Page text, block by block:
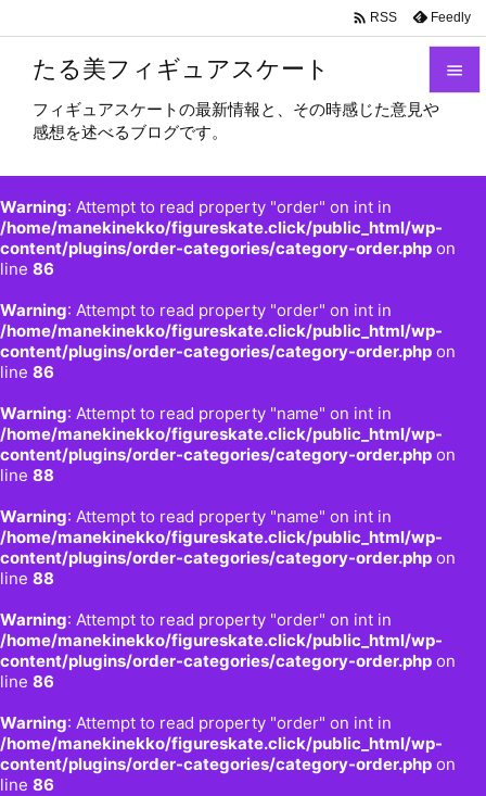
たる美フィギュアスケート
フィギュアスケートの最新情報と、その時感じた意見や
感想を述べるブログです。
Warning: Attempt to read property "order" on int in
/home/manekinekko/figureskate.click/public_html/wp-
content/plugins/order-categories/category-order.php on
line 86
Warning: Attempt to read property "order" on int in
/home/manekinekko/figureskate.click/public_html/wp-
content/plugins/order-categories/category-order.php on
line 86
Warning: Attempt to read property "name" on int in
/home/manekinekko/figureskate.click/public_html/wp-
content/plugins/order-categories/category-order.php on
line 88
Warning: Attempt to read property "name" on int in
/home/manekinekko/figureskate.click/public_html/wp-
content/plugins/order-categories/category-order.php on
line 88
Warning: Attempt to read property "order" on int in
/home/manekinekko/figureskate.click/public_html/wp-
content/plugins/order-categories/category-order.php on
line 86
Warning: Attempt to read property "order" on int in
/home/manekinekko/figureskate.click/public_html/wp-
content/plugins/order-categories/category-order.php on
line 86


前へ

 RSS Feedly